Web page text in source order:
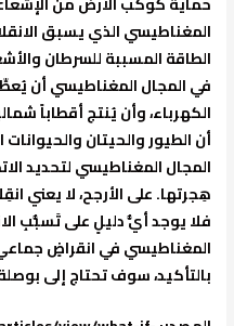
المغناطيسي الذي يسبق
الطاقة المسببة للسرطان
في المجال المغناطيسي أن
الكهرباء، وأن يُنتج أقطاباً
أن الطيور والحيتان
المجال المغناطيسي لتحديد
هِجرتها. على الأرجح، لا يعني
فلا يوجد أيُّ دليلٍ على تَسبُّبِ
المغناطيسي في انقراضٍ
بالتأكيد، سوف تحتاج إلى